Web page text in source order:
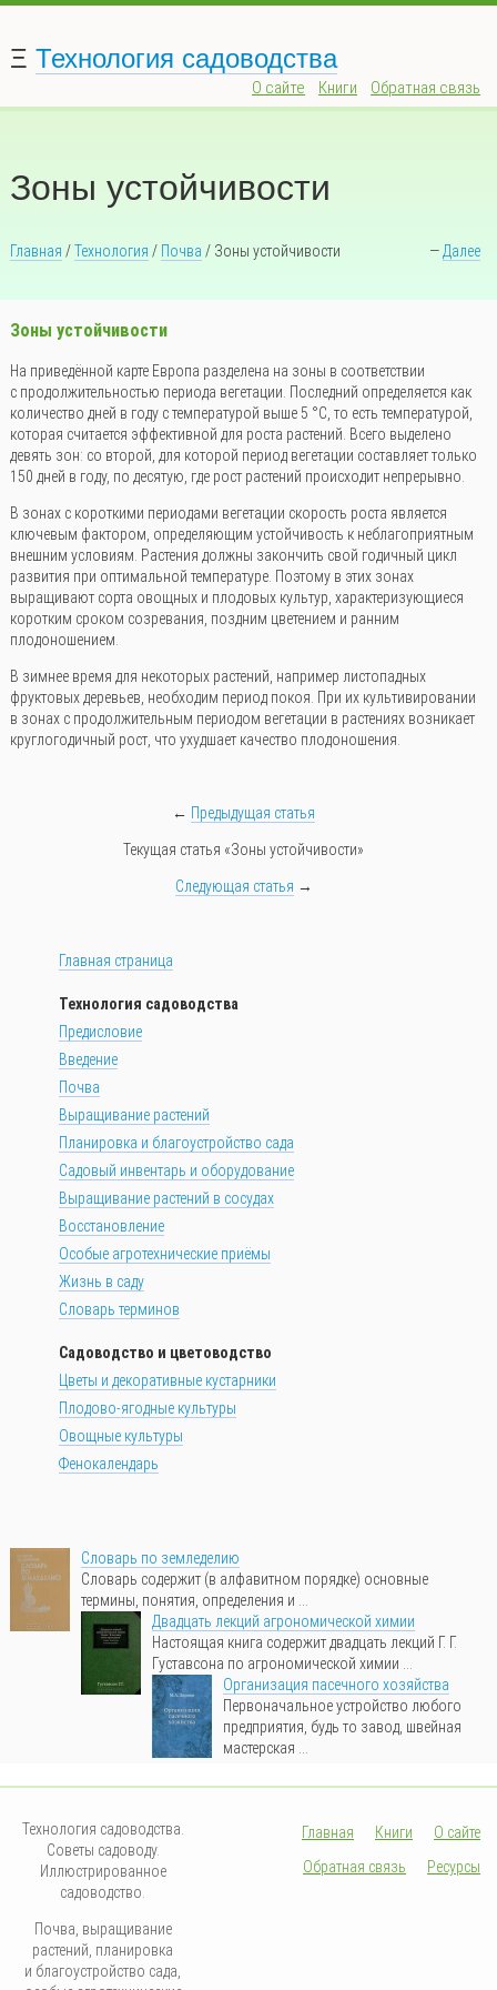
Ξ Технология садоводства
О сайте Книги Обратная связь
Зоны устойчивости
Главная / —Далее
Технология / Почва / Зоны устойчивости
Зоны устойчивости
На приведённой карте Европа разделена на зоны в соответствии
с продолжительностью периода вегетации. Последний определяется как
количество дней в году с температурой выше 5 °С, то есть температурой,
которая считается эффективной для роста растений. Всего выделено
девять зон: со второй, для которой период вегетации составляет только
150 дней в году, по десятую, где рост растений происходит непрерывно.
В зонах с короткими периодами вегетации скорость роста является
ключевым фактором, определяющим устойчивость к неблагоприятным
внешним условиям. Растения должны закончить свой годичный цикл
развития при оптимальной температуре. Поэтому в этих зонах
выращивают сорта овощных и плодовых культур, характеризующиеся
коротким сроком созревания, поздним цветением и ранним
плодоношением.
В зимнее время для некоторых растений, например листопадных
фруктовых деревьев, необходим период покоя. При их культивировании
в зонах с продолжительным периодом вегетации в растениях возникает
круглогодичный рост, что ухудшает качество плодоношения.
← Предыдущая статья
Текущая статья «Зоны устойчивости»
Следующая статья →
Главная страница
Технология садоводства
Предисловие
Введение
Почва
Выращивание растений
Планировка и благоустройство сада
Садовый инвентарь и оборудование
Выращивание растений в сосудах
Восстановление
Особые агротехнические приёмы
Жизнь в саду
Словарь терминов
Садоводство и цветоводство
Цветы и декоративные кустарники
Плодово-ягодные культуры
Овощные культуры
Фенокалендарь
Словарь по земледелию
Словарь содержит (в алфавитном порядке) основные
термины, понятия, определения и ...
Двадцать лекций агрономической химии
Настоящая книга содержит двадцать лекций Г. Г.
Густавсона по агрономической химии ...
Организация пасечного хозяйства
Первоначальное устройство любого
предприятия, будь то завод, швейная
мастерская ...
Технология садоводства.
Советы садоводу.
Иллюстрированное
садоводство.
Почва, выращивание
растений, планировка
и благоустройство сада,
Главная Книги
О сайте
Обратная связь
Ресурсы